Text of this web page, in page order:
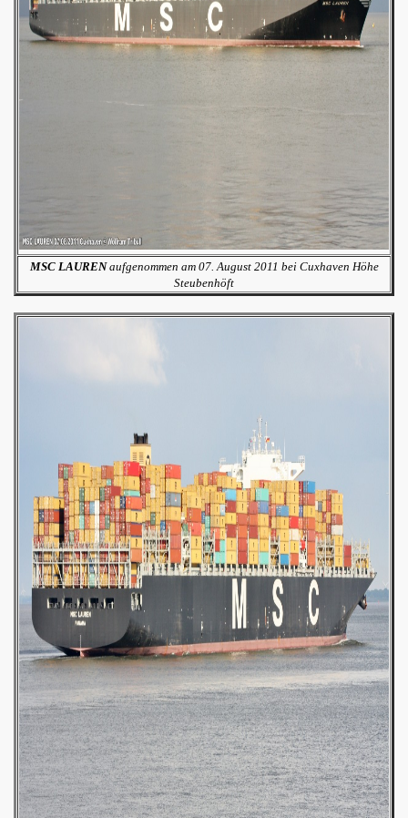
MSC LAURENaufgenommen am 07. August 2011 bei Cuxhaven Höhe
Steubenhöft